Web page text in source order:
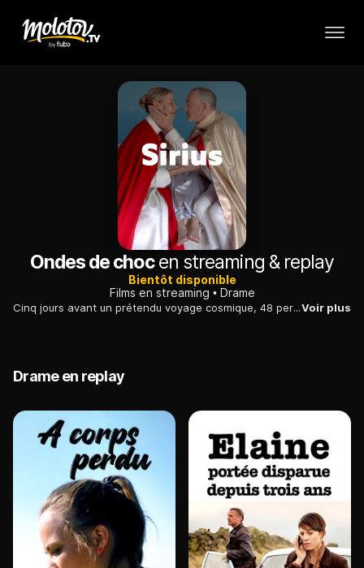
Ondes de chocen streaming & replay
Bientôt disponible
Films en streaming
Drame
Cinq jours avant un prétendu voyage cosmique, 48 personnes, femmes, hommes, enfants, guidés par un gourou narcissique, perdent peu à peu leur identité.Voir plus
Drame en replay